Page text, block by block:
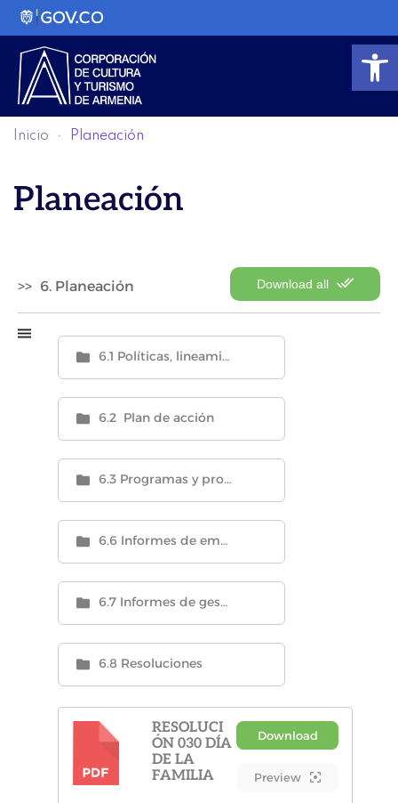
Inicio Planeación
Planeación
Download all
6. Planeación
6.1 Políticas, lineamientos y manuales
6.2 Plan de acción
6.3 Programas y proyectos en ejecución
6.6 Informes de empalme
6.7 Informes de gestión
6.8 Resoluciones
RESOLUCI
ÓN 030 DÍA
DE LA
FAMILIA
Download
Preview